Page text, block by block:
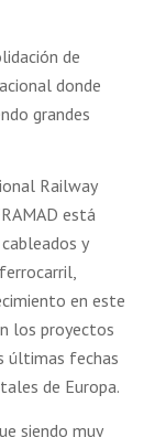
de
donde
grandes
Railway
está
y
en este
los proyectos
últimas fechas
de Europa.
siendo muy